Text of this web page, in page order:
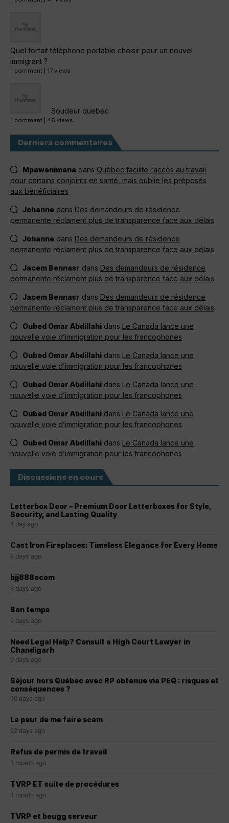
Quel forfait téléphone portable choisir pour un nouvel
immigrant ?
1 comment 17 views
Soudeur quebec
1 comment 46 views
Derniers commentaires
Mpawenimana dans Québec facilite l’accès au travail
pour certains conjoints en santé, mais oublie les préposés
aux bénéficiaires
Johanne dans Des demandeurs de résidence
permanente réclament plus de transparence face aux délais
Johanne dans Des demandeurs de résidence
permanente réclament plus de transparence face aux délais
Jacem Bennasr dans Des demandeurs de résidence
permanente réclament plus de transparence face aux délais
Jacem Bennasr dans Des demandeurs de résidence
permanente réclament plus de transparence face aux délais
Oubed Omar Abdillahi dans Le Canada lance une
nouvelle voie d’immigration pour les francophones
Oubed Omar Abdillahi dans Le Canada lance une
nouvelle voie d’immigration pour les francophones
Oubed Omar Abdillahi dans Le Canada lance une
nouvelle voie d’immigration pour les francophones
Oubed Omar Abdillahi dans Le Canada lance une
nouvelle voie d’immigration pour les francophones
Oubed Omar Abdillahi dans Le Canada lance une
nouvelle voie d’immigration pour les francophones
Discussions en cours
Letterbox Door – Premium Door Letterboxes for Style,
Security, and Lasting Quality
1 day ago
Cast Iron Fireplaces: Timeless Elegance for Every Home
3 days ago
bjj888ecom
8 days ago
Bon temps
9 days ago
Need Legal Help? Consult a High Court Lawyer in
Chandigarh
9 days ago
Séjour hors Québec avec RP obtenue via PEQ : risques et
conséquences ?
10 days ago
La peur de me faire scam
22 days ago
Refus de permis de travail
1 month ago
TVRP ET suite de procédures
1 month ago
TVRP et beugg serveur